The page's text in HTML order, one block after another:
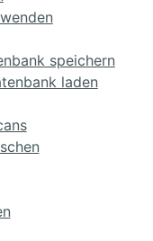
speichern
laden